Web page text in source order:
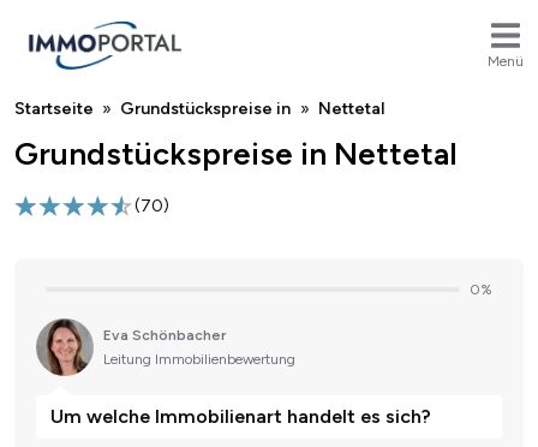
Menü
Breadcrumb
Startseite Grundstückspreise in Nettetal
Grundstückspreise in Nettetal
(70)